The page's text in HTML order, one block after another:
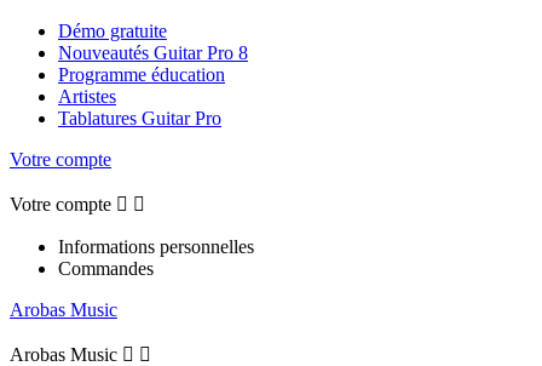
Démo gratuite
Nouveautés Guitar Pro 8
Programme éducation
Artistes
Tablatures Guitar Pro
Votre compte
Votre compte  
Informations personnelles
Commandes
Arobas Music
Arobas Music  